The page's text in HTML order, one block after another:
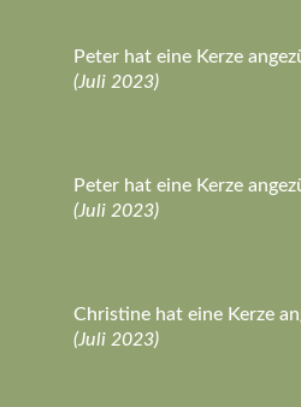
Peter hat eine Kerze
(Juli 2023)
Peter hat eine Kerze
(Juli 2023)
Christine hat eine Kerze
(Juli 2023)